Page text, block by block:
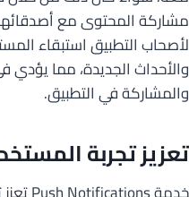
مشاركة المحتوى مع
لأصحاب التطبيق استبقاء
والأحداث الجديدة، مما يؤدي
والمشاركة في التطبيق.
تعزيز تجربة